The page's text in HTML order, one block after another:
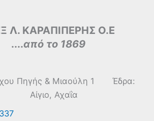
Λ. ΚΑΡΑΠΙΠΕΡΗΣ Ο.Ε
....από το 1869
Πηγής & Μιαούλη 1 Έδρα:
Αίγιο, Αχαΐα